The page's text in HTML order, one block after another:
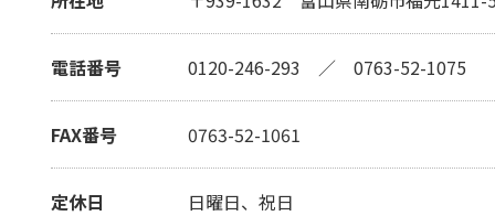
電話番号 0120-246-293 ／ 0763-52-1075
FAX番号 0763-52-1061
定休日 日曜日、祝日